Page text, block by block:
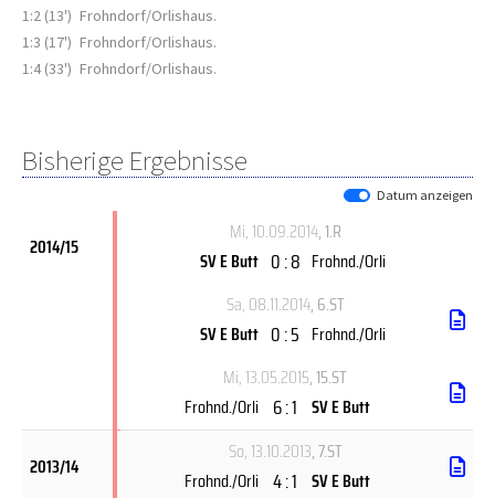
1:2 (13') Frohndorf/Orlishaus.
1:3 (17') Frohndorf/Orlishaus.
1:4 (33') Frohndorf/Orlishaus.
Bisherige Ergebnisse
Datum anzeigen
2014/15
Mi, 10.09.2014, 1.R
SV E Butt 0 : 8 Frohnd./Orli
Sa, 08.11.2014, 6.ST
SV E Butt 0 : 5 Frohnd./Orli
Mi, 13.05.2015, 15.ST
Frohnd./Orli 6 : 1 SV E Butt
2013/14
So, 13.10.2013, 7.ST
Frohnd./Orli 4 : 1 SV E Butt